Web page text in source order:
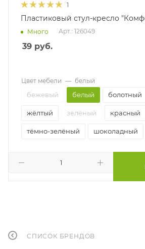
1
Пластиковый стул-кресло
Много Арт.: 126049
39 руб.
Цвет мебели — белый
бежевый белый болотный
жёлтый зелёный красный
тёмно-зелёный шоколадный
СПИСОК БРЕНДОВ